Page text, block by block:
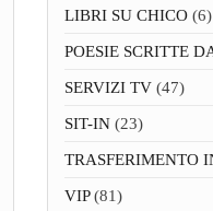
LIBRI SU CHICO(6)
POESIE SCRITTE
SERVIZI TV(47)
SIT-IN(23)
TRASFERIMENTO
VIP(81)